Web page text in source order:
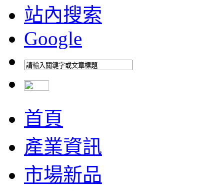
站內搜索
Google
首頁
產業資訊
市場新品